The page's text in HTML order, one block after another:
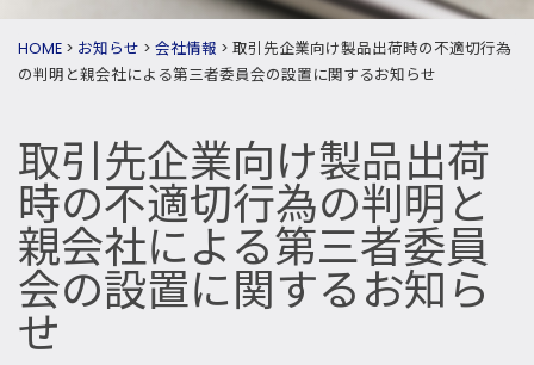
HOME > お知らせ > 会社情報 > 取引先企業向け製品出荷時の不適切行為
の判明と親会社による第三者委員会の設置に関するお知らせ
取引先企業向け製品出荷
時の不適切行為の判明と
親会社による第三者委員
会の設置に関するお知ら
せ